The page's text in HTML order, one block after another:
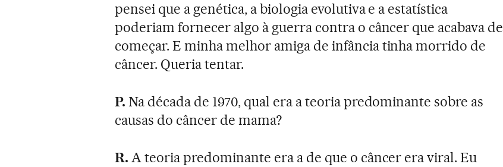
pensei que a genética, a biologia evolutiva e a estatística
poderiam fornecer algo à guerra contra o câncer que acabava de
começar. E minha melhor amiga de infância tinha morrido de
câncer. Queria tentar.
P. Na década de 1970, qual era a teoria predominante sobre as
causas do câncer de mama?
R. A teoria predominante era a de que o câncer era viral. Eu